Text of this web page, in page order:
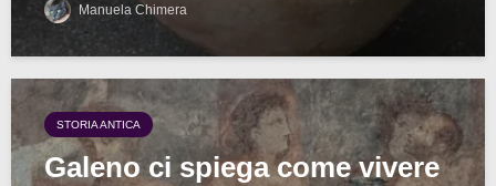
Manuela Chimera
STORIA ANTICA
Galeno ci spiega come vivere